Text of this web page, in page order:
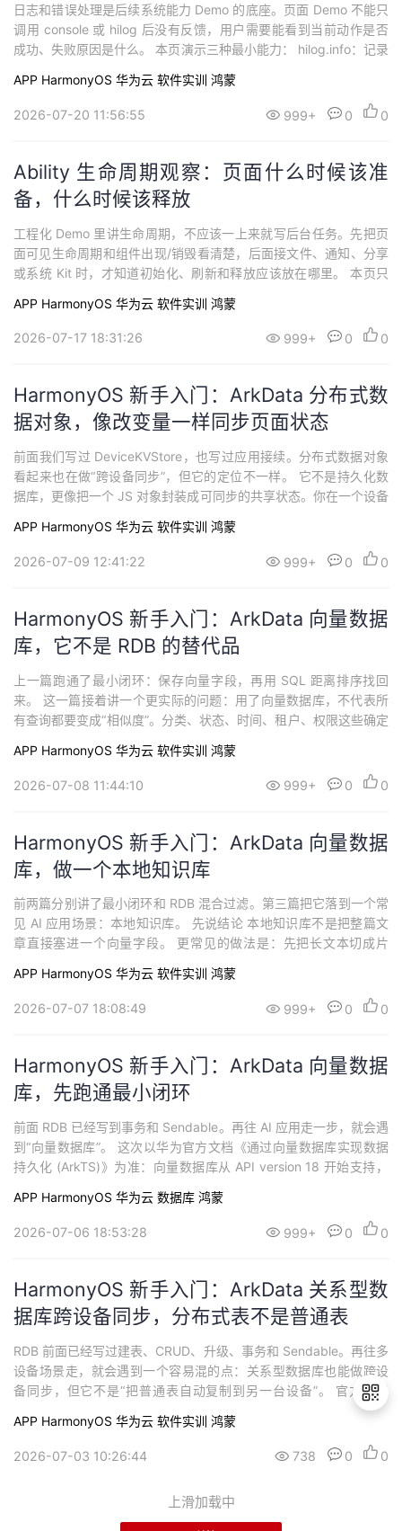
日志和错误处理是后续系统能力 Demo 的底座。页面 Demo 不能只
调用 console 或 hilog 后没有反馈，用户需要能看到当前动作是否
成功、失败原因是什么。 本页演示三种最小能力： hilog.info：记录
Error：显示 c
APP HarmonyOS 华为云 软件实训 鸿蒙
2026-07-20 11:56:55 999+ 0 0
Ability 生命周期观察：页面什么时候该准
备，什么时候该释放
工程化 Demo 里讲生命周期，不应该一上来就写后台任务。先把页
面可见生命周期和组件出现/销毁看清楚，后面接文件、通知、分享
或系统 Kit 时，才知道初始化、刷新和释放应该放在哪里。 本页只
态。 onPageShow：页面重新可见，适合刷新页面内展
APP HarmonyOS 华为云 软件实训 鸿蒙
2026-07-17 18:31:26 999+ 0 0
HarmonyOS 新手入门：ArkData 分布式数
据对象，像改变量一样同步页面状态
前面我们写过 DeviceKVStore，也写过应用接续。分布式数据对象
看起来也在做“跨设备同步”，但它的定位不一样。 它不是持久化数
据库，更像把一个 JS 对象封装成可同步的共享状态。你在一个设备
官方文档可以先放在手边： 分布式数据对象跨设备数据
APP HarmonyOS 华为云 软件实训 鸿蒙
2026-07-09 12:41:22 999+ 0 0
HarmonyOS 新手入门：ArkData 向量数据
库，它不是 RDB 的替代品
上一篇跑通了最小闭环：保存向量字段，再用 SQL 距离排序找回
来。 这一篇接着讲一个更实际的问题：用了向量数据库，不代表所
有查询都要变成“相似度”。分类、状态、时间、租户、权限这些确定
条件负责“哪些记录有资格参与比较”。 真实业务里，通常不是全库
做
APP HarmonyOS 华为云 软件实训 鸿蒙
2026-07-08 11:44:10 999+ 0 0
HarmonyOS 新手入门：ArkData 向量数据
库，做一个本地知识库
前两篇分别讲了最小闭环和 RDB 混合过滤。第三篇把它落到一个常
见 AI 应用场景：本地知识库。 先说结论 本地知识库不是把整篇文
章直接塞进一个向量字段。 更常见的做法是：先把长文本切成片
交给摘要、问答或生成模块。 这个 Demo 做什么 页面把一段长文本
切成多
APP HarmonyOS 华为云 软件实训 鸿蒙
2026-07-07 18:08:49 999+ 0 0
HarmonyOS 新手入门：ArkData 向量数据
库，先跑通最小闭环
前面 RDB 已经写到事务和 Sendable。再往 AI 应用走一步，就会遇
到“向量数据库”。 这次以华为官方文档《通过向量数据库实现数据
持久化 (ArkTS)》为准：向量数据库从 API version 18 开始支持，
or` 用来保存向量化结果，查询时可以用向量距离做排序。
APP HarmonyOS 华为云 数据库 鸿蒙
2026-07-06 18:53:28 999+ 0 0
HarmonyOS 新手入门：ArkData 关系型数
据库跨设备同步，分布式表不是普通表
RDB 前面已经写过建表、CRUD、升级、事务和 Sendable。再往多
设备场景走，就会遇到一个容易混的点：关系型数据库也能做跨设
备同步，但它不是“把普通表自动复制到另一台设备”。 官方文档
《关系型数据库跨设备数据同步 (ArkTS)》里讲得很明确：先把表设
置为分布式表，再通过同步接口在可信设备之间同步数据。API
APP HarmonyOS 华为云 软件实训 鸿蒙
2026-07-03 10:26:44 738 0 0
上滑加载中